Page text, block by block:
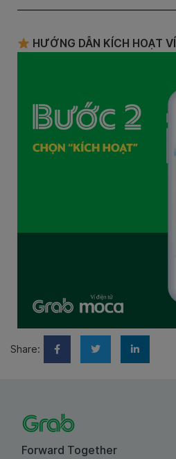
HƯỚNG DẪN KÍCH HOẠT VÍ
Share:
Forward Together